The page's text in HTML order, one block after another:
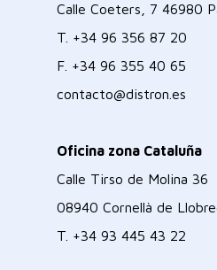
Calle Coeters, 7 46980
T. +34 96 356 87 20
F. +34 96 355 40 65
contacto@distron.es
Oficina zona Cataluña
Calle Tirso de Molina 36
08940 Cornellà de
T. +34 93 445 43 22